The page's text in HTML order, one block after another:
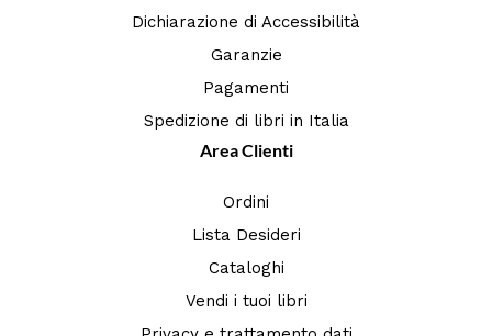
Dichiarazione di Accessibilità
Garanzie
Pagamenti
Spedizione di libri in Italia
Area Clienti
Ordini
Lista Desideri
Cataloghi
Vendi i tuoi libri